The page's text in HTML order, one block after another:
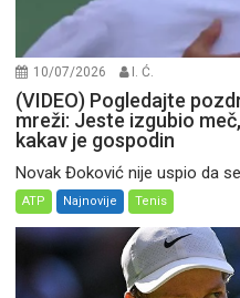
10/07/2026 I. Ć.
(VIDEO) Pogledajte
mreži: Jeste izgubio
kakav je gospodin
Novak Đoković nije uspio da
ATP Najnovije Tenis